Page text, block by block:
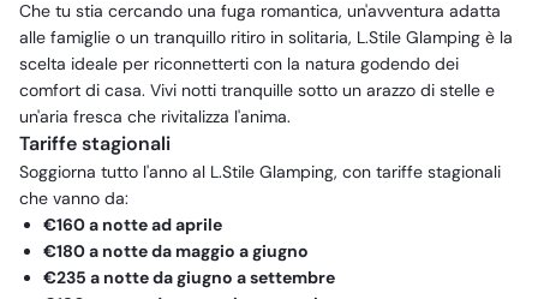
Che tu stia cercando una fuga romantica, un'avventura adatta
alle famiglie o un tranquillo ritiro in solitaria, L.Stile Glamping è la
scelta ideale per riconnetterti con la natura godendo dei
comfort di casa. Vivi notti tranquille sotto un arazzo di stelle e
un'aria fresca che rivitalizza l'anima.
Tariffe stagionali
Soggiorna tutto l'anno al L.Stile Glamping, con tariffe stagionali
che vanno da:
€160 a notte ad aprile
€180 a notte da maggio a giugno
€235 a notte da giugno a settembre